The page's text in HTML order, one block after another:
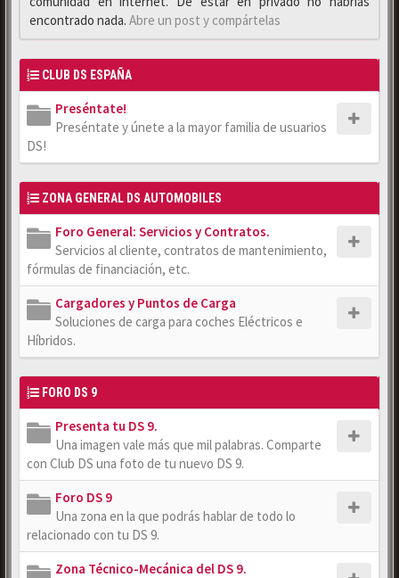
encontrado nada. Abre un post y compártelas
CLUB DS ESPAÑA
Preséntate!
Preséntate y únete a la mayor familia de usuarios
DS!
ZONA GENERAL DS AUTOMOBILES
Foro General: Servicios y Contratos.
Servicios al cliente, contratos de mantenimiento,
fórmulas de financiación, etc.
Cargadores y Puntos de Carga
Soluciones de carga para coches Eléctricos e
Híbridos.
FORO DS 9
Presenta tu DS 9.
Una imagen vale más que mil palabras. Comparte
con Club DS una foto de tu nuevo DS 9.
Foro DS 9
Una zona en la que podrás hablar de todo lo
relacionado con tu DS 9.
Zona Técnico-Mecánica del DS 9.